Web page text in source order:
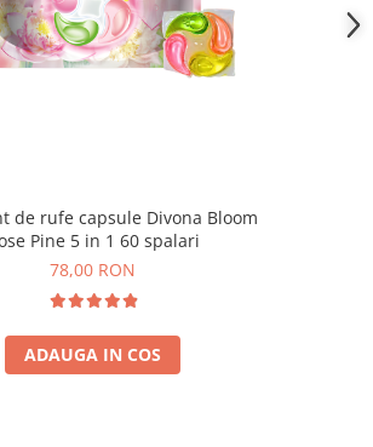
de rufe capsule Divona Bloom
Pine 5 in 1 60 spalari
78,00 RON
ADAUGA IN COS